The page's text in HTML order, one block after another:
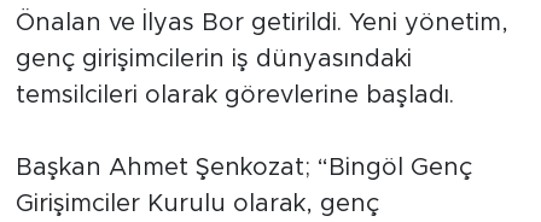
Önalan ve İlyas Bor getirildi. Yeni yönetim,
genç girişimcilerin iş dünyasındaki
temsilcileri olarak görevlerine başladı.
Başkan Ahmet Şenkozat; “Bingöl Genç
Girişimciler Kurulu olarak, genç